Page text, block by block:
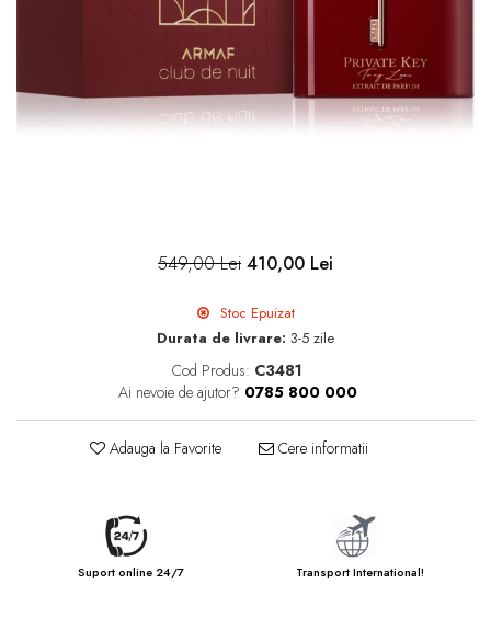
549,00 Lei 410,00 Lei
Stoc Epuizat
Durata de livrare: 3-5 zile
Cod Produs: C3481
Ai nevoie de ajutor? 0785 800 000
Adauga la Favorite Cere informatii
Suport online 24/7 Transport International!